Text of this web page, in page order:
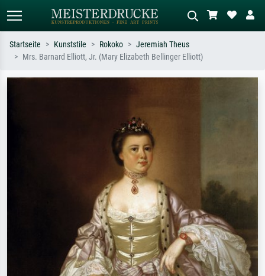
Startseite Kunststile Rokoko
Jeremiah Theus
Mrs. Barnard Elliott, Jr. (Mary Elizabeth Bellinger Elliott)